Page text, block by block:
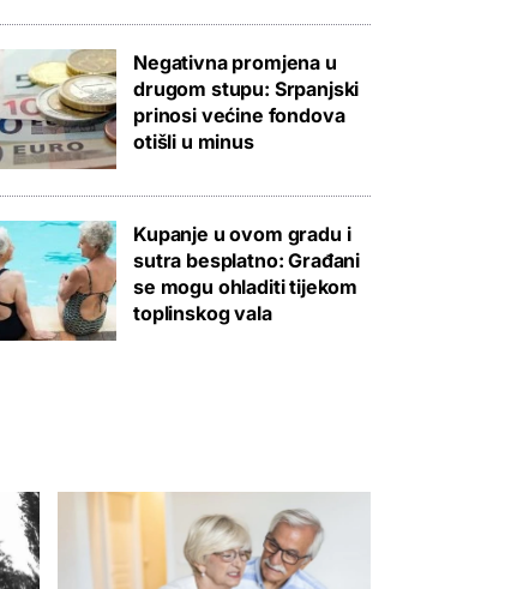
Negativna promjena u
drugom stupu: Srpanjski
prinosi većine fondova
otišli u minus
Kupanje u ovom gradu i
sutra besplatno: Građani
se mogu ohladiti tijekom
toplinskog vala